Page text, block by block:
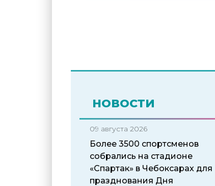
НОВОСТИ
09 августа 2026
Более 3500 спортсменов
собрались на стадионе
«Спартак» в Чебоксарах для
празднования Дня